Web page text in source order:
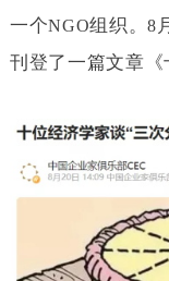
一个NGO组织。8 月
刊登了一篇文章《